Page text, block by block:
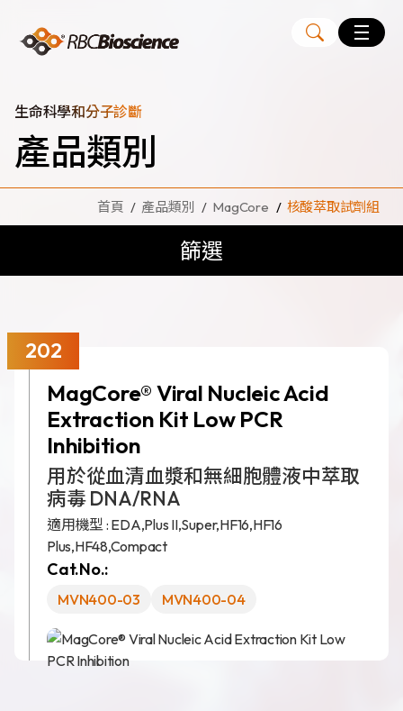
Language
MagCore
自動化核酸純化萃取儀
核酸萃取試劑組
Large Volume Kits
新聞分享
最新公告
展覽活動
專利證書
生命科學和分子診斷
產品類別
首頁 產品類別 MagCore 核酸萃取試劑組
篩選
202
MagCore® Viral Nucleic Acid
Extraction Kit Low PCR
Inhibition
用於從血清血漿和無細胞體液中萃取
病毒 DNA/RNA
適用機型 : EDA,Plus II,Super,HF16,HF16
Plus,HF48,Compact
Cat.No.:
MVN400-03 MVN400-04